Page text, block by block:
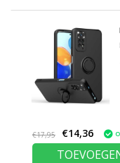
€17,95 €14,36